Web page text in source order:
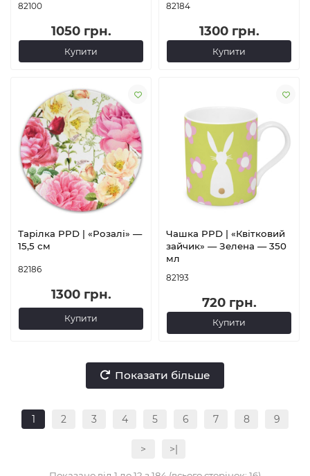
82100
1050 грн.
Купити
82184
1300 грн.
Купити
Тарілка PPD | «Розалі» —
15,5 см
82186
1300 грн.
Купити
Чашка PPD | «Квітковий
зайчик» — Зелена — 350
мл
82193
720 грн.
Купити
Показати більше
1 2 3 4 5 6 7 8 9
> >|